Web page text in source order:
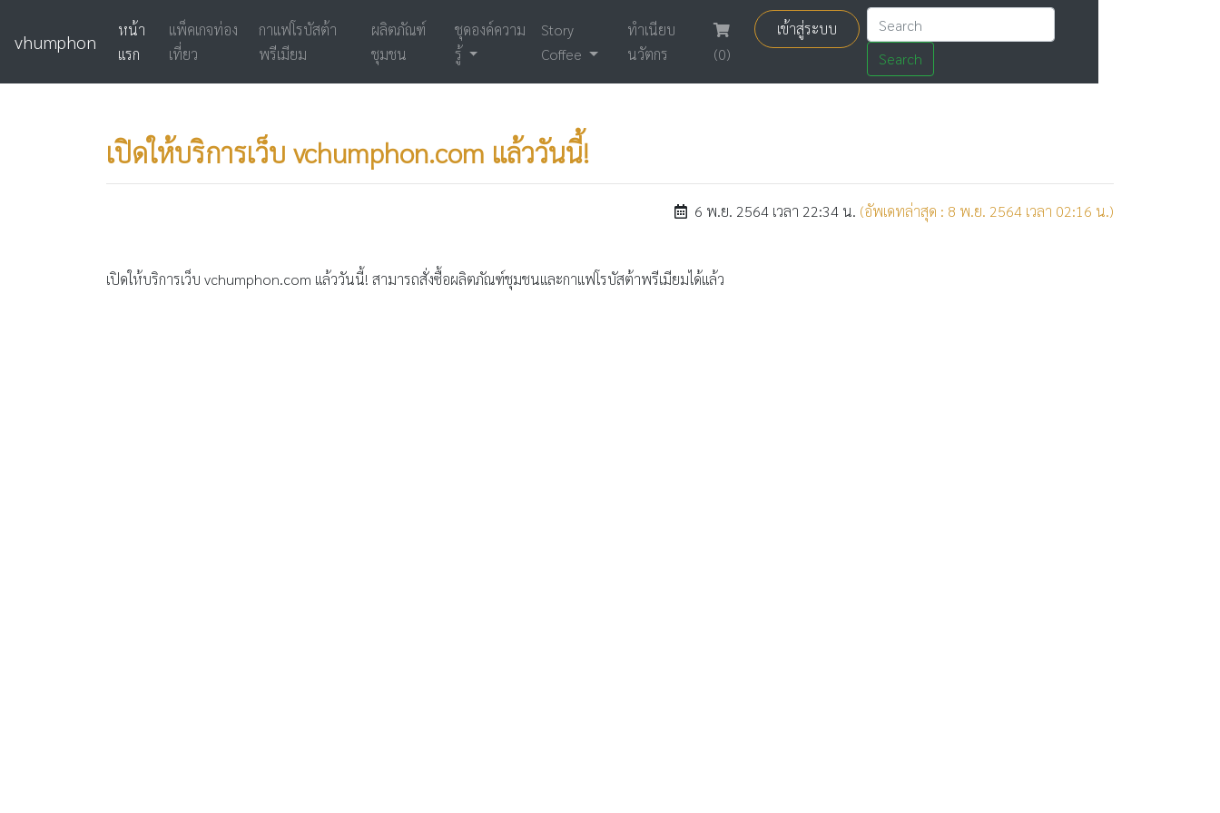
vhumphon
หน้า
แรก
แพ็คเกจท่อง
เที่ยว
กาแฟโรบัสต้า
พรีเมียม
ผลิตภัณฑ์
ชุมชน
ชุดองค์ความ
รู้
Story
Coffee
ทำเนียบ
นวัตกร
(0)
เข้าสู่ระบบ
Search
เปิดให้บริการเว็บ vchumphon.com แล้ววันนี้!
6 พ.ย. 2564 เวลา 22:34 น. (อัพเดทล่าสุด : 8 พ.ย. 2564 เวลา 02:16 น.)
เปิดให้บริการเว็บ vchumphon.com แล้ววันนี้! สามารถสั่งซื้อผลิตภัณฑ์ชุมชนและกาแฟโรบัสต้าพรีเมียมได้แล้ว